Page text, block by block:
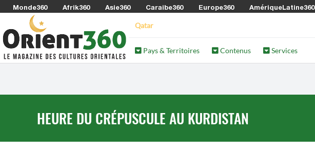
Monde360 Afrik360 Asie360 Caraibe360 Europe360 AmériqueLatine360
Qatar
Pays & Territoires Contenus Services
HEURE DU CRÉPUSCULE AU KURDISTAN